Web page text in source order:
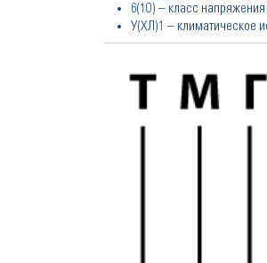
6(10) – класс
У(ХЛ)1 – климатическое